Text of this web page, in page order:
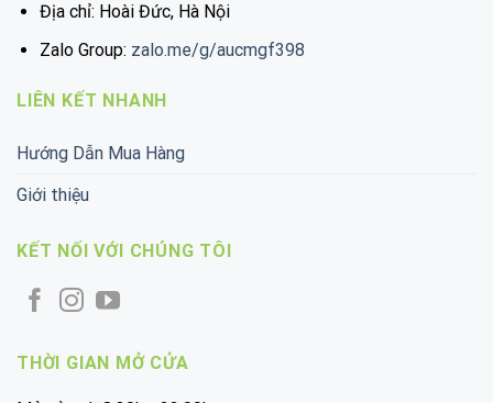
Địa chỉ: Hoài Đức, Hà Nội
Zalo Group: zalo.me/g/aucmgf398
LIÊN KẾT NHANH
Hướng Dẫn Mua Hàng
Giới thiệu
KẾT NỐI VỚI CHÚNG TÔI
THỜI GIAN MỞ CỬA